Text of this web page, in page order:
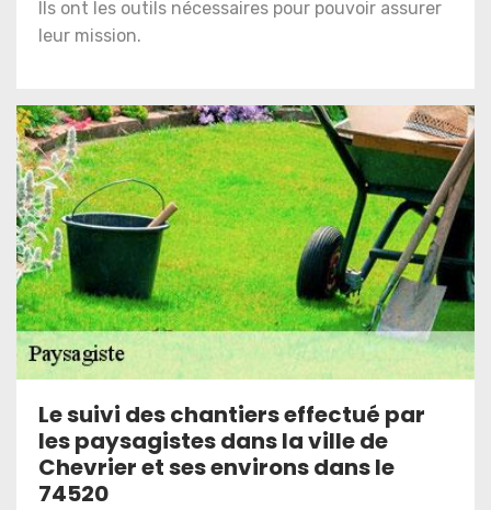
Ils ont les outils nécessaires pour pouvoir assurer
leur mission.
Le suivi des chantiers effectué par
les paysagistes dans la ville de
Chevrier et ses environs dans le
74520